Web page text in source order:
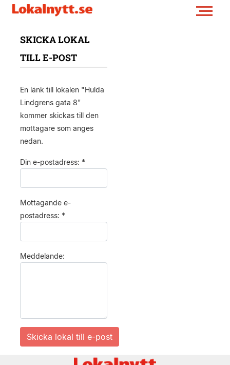
SKICKA LOKAL
TILL E-POST
En länk till lokalen "Hulda
Lindgrens gata 8"
kommer skickas till den
mottagare som anges
nedan.
Din e-postadress: *
Mottagande e-
postadress: *
Meddelande: